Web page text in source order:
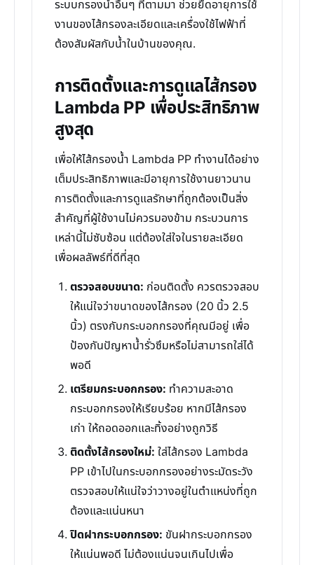
ระบบกรองน้ำอื่นๆ ที่ตามมา ช่วยยืดอายุการใช้
งานของไส้กรองละเอียดและเครื่องใช้ไฟฟ้าที่
ต้องสัมผัสกับน้ำในบ้านของคุณ.
การติดตั้งและการดูแลไส้กรอง
Lambda PP เพื่อประสิทธิภาพ
สูงสุด
เพื่อให้ไส้กรองน้ำ Lambda PP ทำงานได้อย่าง
เต็มประสิทธิภาพและมีอายุการใช้งานยาวนาน
การติดตั้งและการดูแลรักษาที่ถูกต้องเป็นสิ่ง
สำคัญที่ผู้ใช้งานไม่ควรมองข้าม กระบวนการ
เหล่านี้ไม่ซับซ้อน แต่ต้องใส่ใจในรายละเอียด
เพื่อผลลัพธ์ที่ดีที่สุด
ตรวจสอบขนาด: ก่อนติดตั้ง ควรตรวจสอบ
ให้แน่ใจว่าขนาดของไส้กรอง (20 นิ้ว 2.5
นิ้ว) ตรงกับกระบอกกรองที่คุณมีอยู่ เพื่อ
ป้องกันปัญหาน้ำรั่วซึมหรือไม่สามารถใส่ได้
พอดี
เตรียมกระบอกกรอง: ทำความสะอาด
กระบอกกรองให้เรียบร้อย หากมีไส้กรอง
เก่า ให้ถอดออกและทิ้งอย่างถูกวิธี
ติดตั้งไส้กรองใหม่: ใส่ไส้กรอง Lambda
PP เข้าไปในกระบอกกรองอย่างระมัดระวัง
ตรวจสอบให้แน่ใจว่าวางอยู่ในตำแหน่งที่ถูก
ต้องและแน่นหนา
ปิดฝากระบอกกรอง: ขันฝากระบอกกรอง
ให้แน่นพอดี ไม่ต้องแน่นจนเกินไปเพื่อ